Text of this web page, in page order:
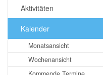
Aktivitäten
Kalender
Monatsansicht
Wochenansicht